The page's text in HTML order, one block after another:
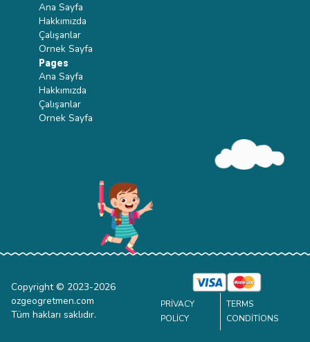
Ana Sayfa
Hakkımızda
Çalışanlar
Ornek Sayfa
Pages
Ana Sayfa
Hakkımızda
Çalışanlar
Ornek Sayfa
Copyright © 2023-2026
ozgeogretmen.com
Tüm hakları saklıdır.
PRIVACY
POLICY
TERMS
CONDITIONS